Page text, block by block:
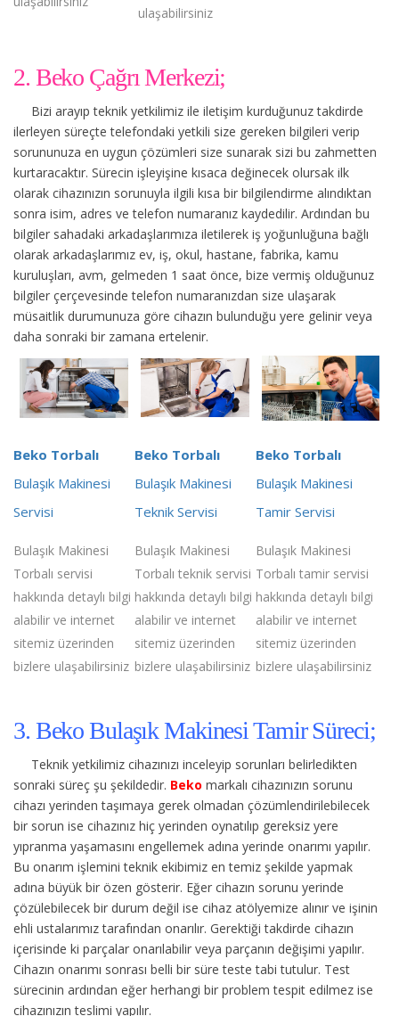
ulaşabilirsiniz
2. Beko Çağrı Merkezi;
Bizi arayıp teknik yetkilimiz ile iletişim kurduğunuz takdirde
ilerleyen süreçte telefondaki yetkili size gereken bilgileri verip
sorununuza en uygun çözümleri size sunarak sizi bu zahmetten
kurtaracaktır. Sürecin işleyişine kısaca değinecek olursak ilk
olarak cihazınızın sorunuyla ilgili kısa bir bilgilendirme alındıktan
sonra isim, adres ve telefon numaranız kaydedilir. Ardından bu
bilgiler sahadaki arkadaşlarımıza iletilerek iş yoğunluğuna bağlı
olarak arkadaşlarımız ev, iş, okul, hastane, fabrika, kamu
kuruluşları, avm, gelmeden 1 saat önce, bize vermiş olduğunuz
bilgiler çerçevesinde telefon numaranızdan size ulaşarak
müsaitlik durumunuza göre cihazın bulunduğu yere gelinir veya
daha sonraki bir zamana ertelenir.
Beko Torbalı
Bulaşık Makinesi
Servisi
Bulaşık Makinesi
Torbalı servisi
hakkında detaylı bilgi
alabilir ve internet
sitemiz üzerinden
bizlere ulaşabilirsiniz
Beko Torbalı
Bulaşık Makinesi
Teknik Servisi
Bulaşık Makinesi
Torbalı teknik servisi
hakkında detaylı bilgi
alabilir ve internet
sitemiz üzerinden
bizlere ulaşabilirsiniz
Beko Torbalı
Bulaşık Makinesi
Tamir Servisi
Bulaşık Makinesi
Torbalı tamir servisi
hakkında detaylı bilgi
alabilir ve internet
sitemiz üzerinden
bizlere ulaşabilirsiniz
3. Beko Bulaşık Makinesi Tamir Süreci;
Teknik yetkilimiz cihazınızı inceleyip sorunları belirledikten
sonraki süreç şu şekildedir. Beko markalı cihazınızın sorunu
cihazı yerinden taşımaya gerek olmadan çözümlendirilebilecek
bir sorun ise cihazınız hiç yerinden oynatılıp gereksiz yere
yıpranma yaşamasını engellemek adına yerinde onarımı yapılır.
Bu onarım işlemini teknik ekibimiz en temiz şekilde yapmak
adına büyük bir özen gösterir. Eğer cihazın sorunu yerinde
çözülebilecek bir durum değil ise cihaz atölyemize alınır ve işinin
ehli ustalarımız tarafından onarılır. Gerektiği takdirde cihazın
içerisinde ki parçalar onarılabilir veya parçanın değişimi yapılır.
Cihazın onarımı sonrası belli bir süre teste tabi tutulur. Test
sürecinin ardından eğer herhangi bir problem tespit edilmez ise
cihazınızın teslimi yapılır.